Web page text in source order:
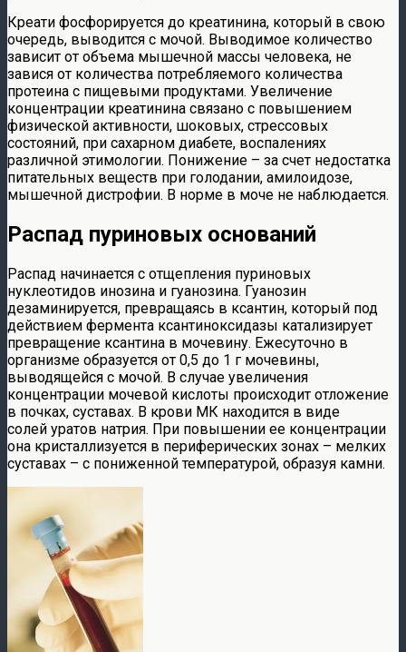
Креати фосфорируется до креатинина, который в свою
очередь, выводится с мочой. Выводимое количество
зависит от объема мышечной массы человека, не
завися от количества потребляемого количества
протеина с пищевыми продуктами. Увеличение
концентрации креатинина связано с повышением
физической активности, шоковых, стрессовых
состояний, при сахарном диабете, воспалениях
различной этимологии. Понижение – за счет недостатка
питательных веществ при голодании, амилоидозе,
мышечной дистрофии. В норме в моче не наблюдается.
Распад пуриновых оснований
Распад начинается с отщепления пуриновых
нуклеотидов инозина и гуанозина. Гуанозин
дезаминируется, превращаясь в ксантин, который под
действием фермента ксантиноксидазы катализирует
превращение ксантина в мочевину. Ежесуточно в
организме образуется от 0,5 до 1 г мочевины,
выводящейся с мочой. В случае увеличения
концентрации мочевой кислоты происходит отложение
в почках, суставах. В крови МК находится в виде
солей уратов натрия. При повышении ее концентрации
она кристаллизуется в периферических зонах – мелких
суставах – с пониженной температурой, образуя камни.